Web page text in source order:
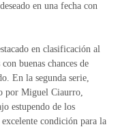
en una fecha con
en clasificación al
buenas chances de
En la segunda serie,
por Miguel Ciaurro,
estupendo de los
condición para la